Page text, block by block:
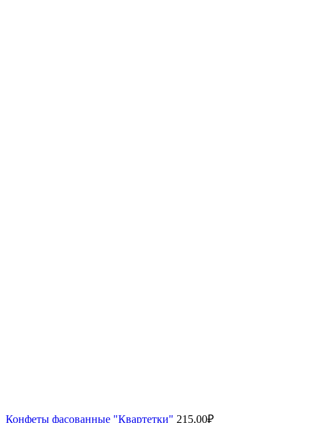
Конфеты фасованные "Квартетки" 215,00₽